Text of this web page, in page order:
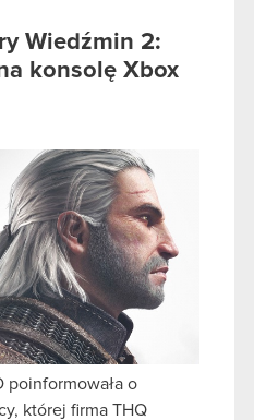
Wiedźmin 2:
konsolę Xbox
poinformowała o
której firma THQ